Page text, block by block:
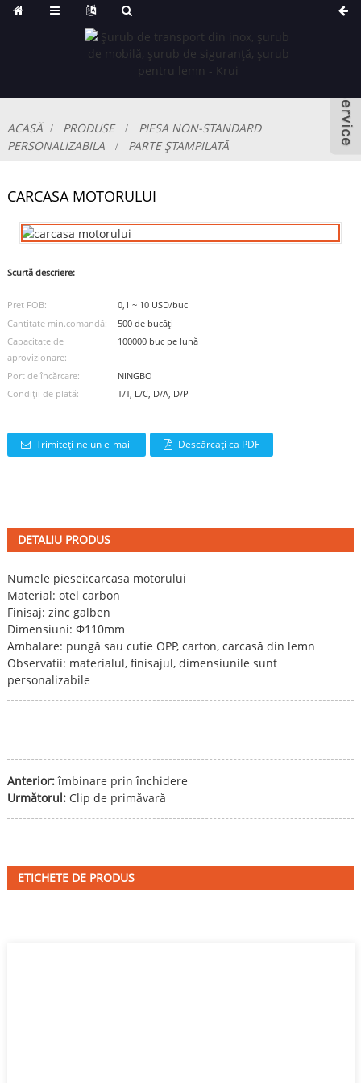
ACASĂ PRODUSE
PIESA NON-STANDARD
PERSONALIZABILA
PARTE ȘTAMPILATĂ
CARCASA MOTORULUI
Scurtă descriere:
Pret FOB:
0,1 ~ 10 USD/buc
Cantitate min.comandă:
500 de bucăți
Capacitate de
aprovizionare:
100000 buc pe lună
Port de încărcare:
NINGBO
Condiții de plată:
T/T, L/C, D/A, D/P
Trimiteți-ne un e-mail Descărcați ca PDF
DETALIU PRODUS
Numele piesei:carcasa motorului
Material: otel carbon
Finisaj: zinc galben
Dimensiuni: Φ110mm
Ambalare: pungă sau cutie OPP, carton, carcasă din lemn
Observatii: materialul, finisajul, dimensiunile sunt
personalizabile
Anterior: îmbinare prin închidere
Următorul: Clip de primăvară
ETICHETE DE PRODUS